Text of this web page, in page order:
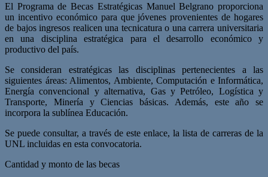
El Programa de Becas Estratégicas Manuel Belgrano proporciona
un incentivo económico para que jóvenes provenientes de hogares
de bajos ingresos realicen una tecnicatura o una carrera universitaria
en una disciplina estratégica para el desarrollo económico y
productivo del país.
Se consideran estratégicas las disciplinas pertenecientes a las
siguientes áreas: Alimentos, Ambiente, Computación e Informática,
Energía convencional y alternativa, Gas y Petróleo, Logística y
Transporte, Minería y Ciencias básicas. Además, este año se
incorpora la sublínea Educación.
Se puede consultar, a través de este enlace, la lista de carreras de la
UNL incluidas en esta convocatoria.
Cantidad y monto de las becas